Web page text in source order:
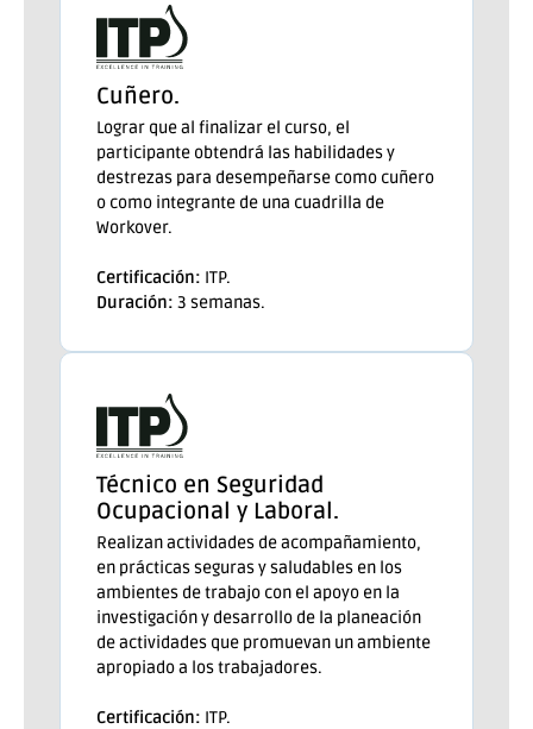
Cuñero.
Lograr que al finalizar el curso, el
participante obtendrá las habilidades y
destrezas para desempeñarse como cuñero
o como integrante de una cuadrilla de
Workover.
Certificación: ITP.
Duración: 3 semanas.
Técnico en Seguridad
Ocupacional y Laboral.
Realizan actividades de acompañamiento,
en prácticas seguras y saludables en los
ambientes de trabajo con el apoyo en la
investigación y desarrollo de la planeación
de actividades que promuevan un ambiente
apropiado a los trabajadores.
Certificación: ITP.